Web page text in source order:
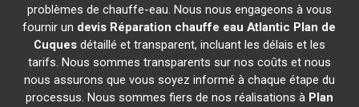
problèmes de chauffe-eau. Nous nous engageons à vous
fournir un devis Réparation chauffe eau Atlantic Plan de
Cuquesdétaillé et transparent, incluant les délais et les
tarifs. Nous sommes transparents sur nos coûts et nous
nous assurons que vous soyez informé à chaque étape du
processus. Nous sommes fiers de nos réalisations à Plan